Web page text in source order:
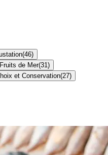
(46)
de Mer(31 )
et Conservation(27)